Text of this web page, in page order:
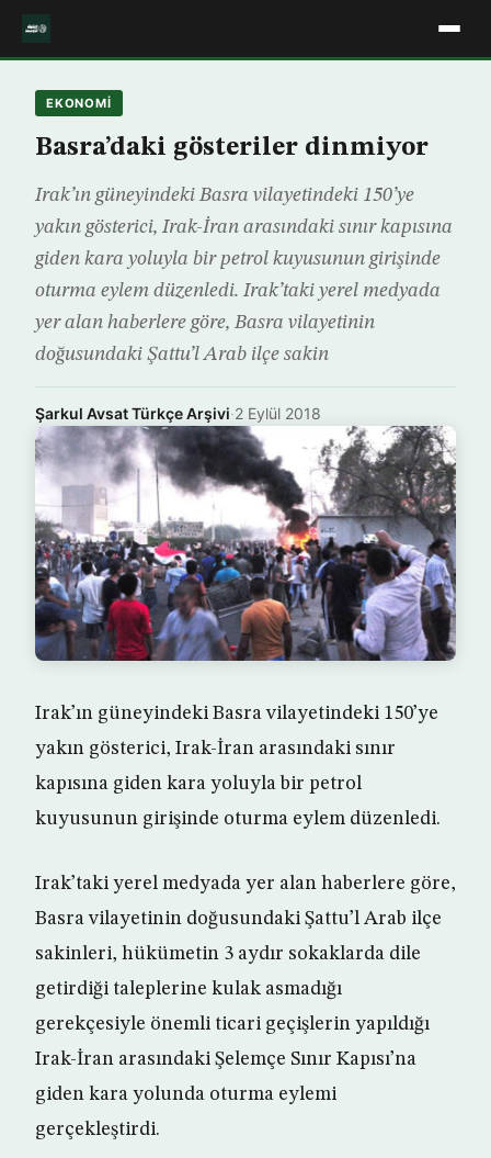
EKONOMİ
Basra’daki gösteriler dinmiyor
Irak’ın güneyindeki Basra vilayetindeki 150’ye
yakın gösterici, Irak-İran arasındaki sınır kapısına
giden kara yoluyla bir petrol kuyusunun girişinde
oturma eylem düzenledi. Irak’taki yerel medyada
yer alan haberlere göre, Basra vilayetinin
doğusundaki Şattu’l Arab ilçe sakin
Şarkul Avsat Türkçe Arşivi·2 Eylül 2018
Irak’ın güneyindeki Basra vilayetindeki 150’ye
yakın gösterici, Irak-İran arasındaki sınır
kapısına giden kara yoluyla bir petrol
kuyusunun girişinde oturma eylem düzenledi.
Irak’taki yerel medyada yer alan haberlere göre,
Basra vilayetinin doğusundaki Şattu’l Arab ilçe
sakinleri, hükümetin 3 aydır sokaklarda dile
getirdiği taleplerine kulak asmadığı
gerekçesiyle önemli ticari geçişlerin yapıldığı
Irak-İran arasındaki Şelemçe Sınır Kapısı’na
giden kara yolunda oturma eylemi
gerçekleştirdi.